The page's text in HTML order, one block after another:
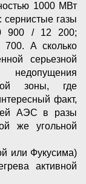
1000 МВт
сернистые газы
900 / 12 200;
А сколько
серьезной
зоны, где
факт,
АЭС в разы
же угольной
или Фукусима)
активной